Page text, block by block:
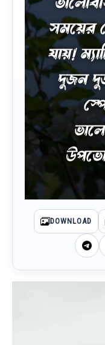
সময়ের
যায়!
দুজন
DOWNLOAD